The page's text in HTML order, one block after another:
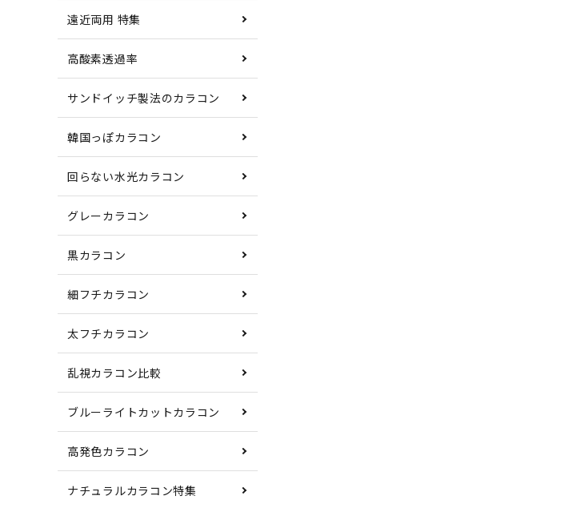
遠近両用 特集
高酸素透過率
サンドイッチ製法のカラコン
韓国っぽカラコン
回らない水光カラコン
グレーカラコン
黒カラコン
細フチカラコン
太フチカラコン
乱視カラコン比較
ブルーライトカットカラコン
高発色カラコン
ナチュラルカラコン特集